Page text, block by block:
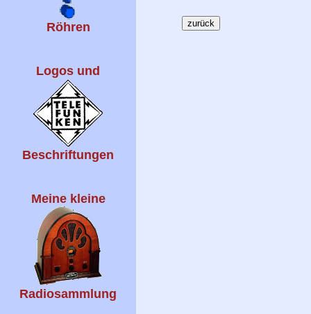
Röhren
Logos und
Beschriftungen
Meine kleine
Radiosammlung